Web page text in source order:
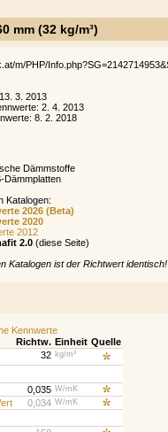
mm (32 kg/m³)
3. 2013
2. 4. 2013
8. 2. 2018
Dämmstoffe
Dämmplatten
Katalogen:
2026 (Beta)
2020
2012
2.0 (diese Seite)
Katalogen ist der Richtwert identisch!
Kennwerte
Richtw. Einheit Quelle
32 kg/m³
0,035 W/mK
0,034 W/mK